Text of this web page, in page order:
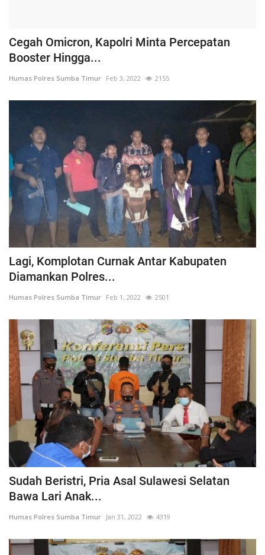
Cegah Omicron, Kapolri Minta Percepatan
Booster Hingga...
Humas Polres Sumba Timur Feb 3, 2022 2155
Lagi, Komplotan Curnak Antar Kabupaten
Diamankan Polres...
Humas Polres Sumba Timur Feb 1, 2022 2501
Sudah Beristri, Pria Asal Sulawesi Selatan
Bawa Lari Anak...
Humas Polres Sumba Timur Jan 31, 2022 4319